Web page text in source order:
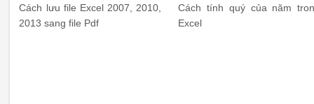
Cách lưu file Excel 2007, 2010,
2013 sang file Pdf
Cách tính quý của năm
Excel